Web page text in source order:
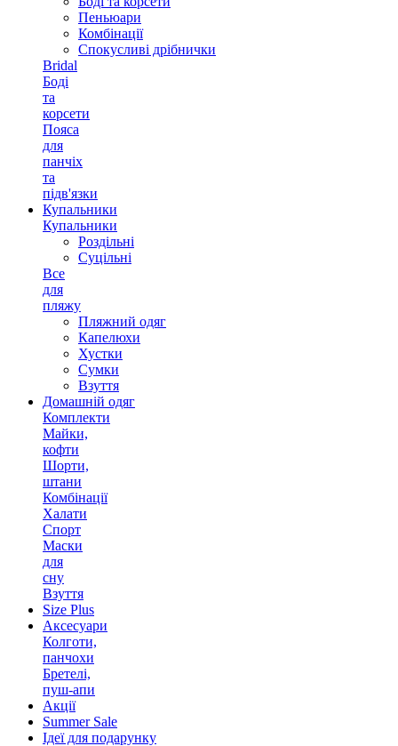
Пеньюари
Комбінації
Спокусливі дрібнички
Bridal
Боді
та
корсети
Пояса
для
панчіх
та
підв'язки
Купальники
Купальники
Роздільні
Суцільні
Все
для
пляжу
Пляжний одяг
Капелюхи
Хустки
Сумки
Взуття
Домашній одяг
Комплекти
Майки,
кофти
Шорти,
штани
Комбінації
Халати
Спорт
Маски
для
сну
Взуття
Size Plus
Аксесуари
Колготи,
панчохи
Бретелі,
пуш-апи
Акції
Summer Sale
Ідеї для подарунку